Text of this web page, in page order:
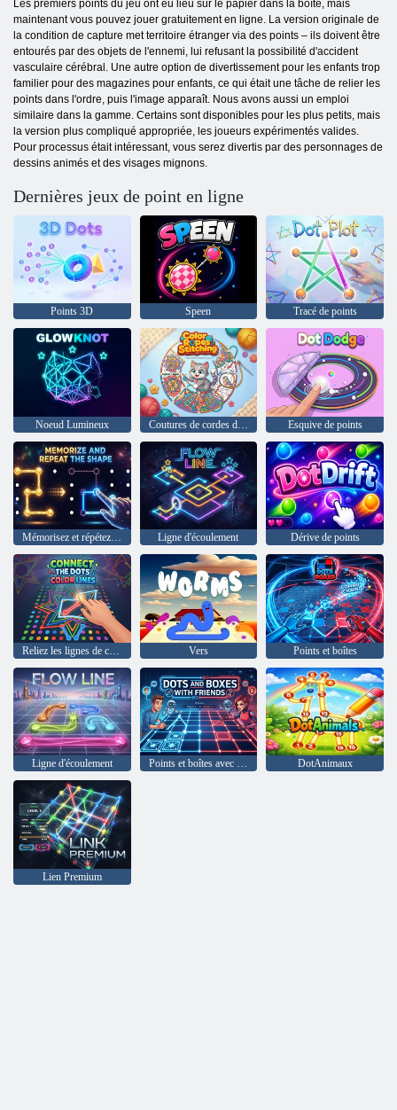
Les premiers points du jeu ont eu lieu sur le papier dans la boîte, mais
maintenant vous pouvez jouer gratuitement en ligne. La version originale de
la condition de capture met territoire étranger via des points – ils doivent être
entourés par des objets de l'ennemi, lui refusant la possibilité d'accident
vasculaire cérébral. Une autre option de divertissement pour les enfants trop
familier pour des magazines pour enfants, ce qui était une tâche de relier les
points dans l'ordre, puis l'image apparaît. Nous avons aussi un emploi
similaire dans la gamme. Certains sont disponibles pour les plus petits, mais
la version plus compliqué appropriée, les joueurs expérimentés valides.
Pour processus était intéressant, vous serez divertis par des personnages de
dessins animés et des visages mignons.
Dernières jeux de point en ligne
Points 3D Speen Tracé de points
Noeud Lumineux Coutures de cordes de couleur Esquive de points
Mémorisez et répétez la forme Ligne d'écoulement Dérive de points
Vers Points et boîtes
Ligne d'écoulement Points et boîtes avec des amis DotAnimaux
Lien Premium